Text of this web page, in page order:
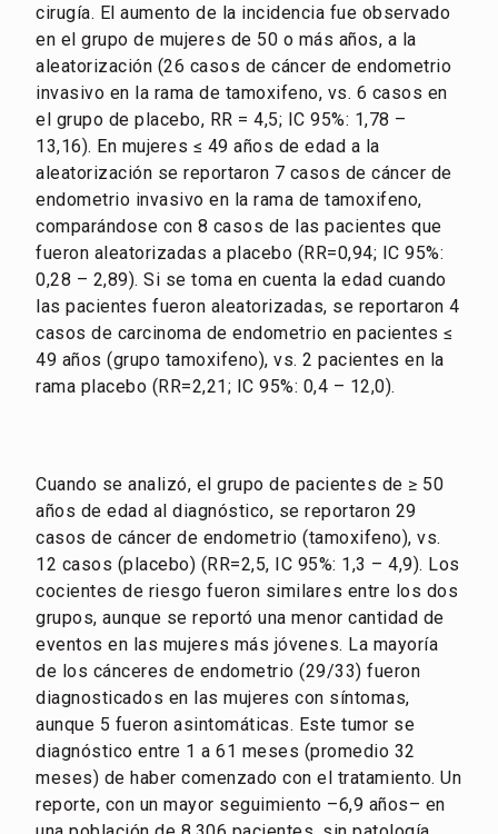
cirugía. El aumento de la incidencia fue observado
en el grupo de mujeres de 50 o más años, a la
aleatorización (26 casos de cáncer de endometrio
invasivo en la rama de tamoxifeno, vs. 6 casos en
el grupo de placebo, RR = 4,5; IC 95%: 1,78 –
13,16). En mujeres ≤ 49 años de edad a la
aleatorización se reportaron 7 casos de cáncer de
endometrio invasivo en la rama de tamoxifeno,
comparándose con 8 casos de las pacientes que
fueron aleatorizadas a placebo (RR=0,94; IC 95%:
0,28 – 2,89). Si se toma en cuenta la edad cuando
las pacientes fueron aleatorizadas, se reportaron 4
casos de carcinoma de endometrio en pacientes ≤
49 años (grupo tamoxifeno), vs. 2 pacientes en la
rama placebo (RR=2,21; IC 95%: 0,4 – 12,0).
Cuando se analizó, el grupo de pacientes de ≥ 50
años de edad al diagnóstico, se reportaron 29
casos de cáncer de endometrio (tamoxifeno), vs.
12 casos (placebo) (RR=2,5, IC 95%: 1,3 – 4,9). Los
cocientes de riesgo fueron similares entre los dos
grupos, aunque se reportó una menor cantidad de
eventos en las mujeres más jóvenes. La mayoría
de los cánceres de endometrio (29/33) fueron
diagnosticados en las mujeres con síntomas,
aunque 5 fueron asintomáticas. Este tumor se
diagnóstico entre 1 a 61 meses (promedio 32
meses) de haber comenzado con el tratamiento. Un
reporte, con un mayor seguimiento –6,9 años– en